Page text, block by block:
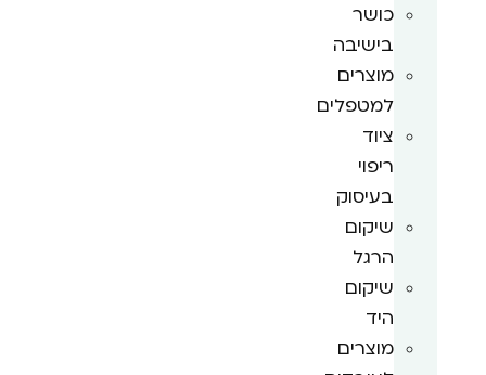
כושר
בישיבה
מוצרים
למטפלים
ציוד
ריפוי
בעיסוק
שיקום
הרגל
שיקום
היד
מוצרים